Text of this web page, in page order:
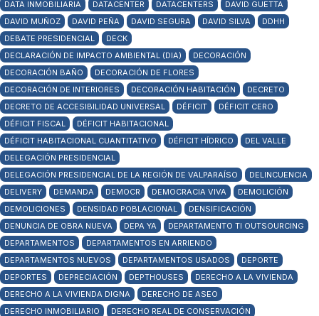
DATA INMOBILIARIA
DATACENTER DATACENTERS
DAVID GUETTA
DAVID MUÑOZ
DAVID PEÑA DAVID SEGURA DAVID SILVA
DDHH
DEBATE PRESIDENCIAL
DECK
DECLARACIÓN DE IMPACTO AMBIENTAL (DIA)
DECORACIÓN
DECORACIÓN BAÑO
DECORACIÓN DE FLORES
DECORACIÓN DE INTERIORES
DECORACIÓN HABITACIÓN
DECRETO
DECRETO DE ACCESIBILIDAD UNIVERSAL
DÉFICIT
DÉFICIT CERO
DÉFICIT FISCAL
DÉFICIT HABITACIONAL
DÉFICIT HABITACIONAL CUANTITATIVO
DÉFICIT HÍDRICO
DEL VALLE
DELEGACIÓN PRESIDENCIAL
DELEGACIÓN PRESIDENCIAL DE LA REGIÓN DE VALPARAÍSO
DELINCUENCIA
DELIVERY
DEMANDA DEMOCR DEMOCRACIA VIVA
DEMOLICIÓN
DEMOLICIONES
DENSIDAD POBLACIONAL
DENSIFICACIÓN
DENUNCIA DE OBRA NUEVA
DEPA YA
DEPARTAMENTO TI OUTSOURCING
DEPARTAMENTOS
DEPARTAMENTOS EN ARRIENDO
DEPARTAMENTOS NUEVOS
DEPARTAMENTOS USADOS
DEPORTE
DEPORTES
DEPRECIACIÓN DEPTHOUSES
DERECHO A LA VIVIENDA
DERECHO A LA VIVIENDA DIGNA
DERECHO DE ASEO
DERECHO INMOBILIARIO
DERECHO REAL DE CONSERVACIÓN